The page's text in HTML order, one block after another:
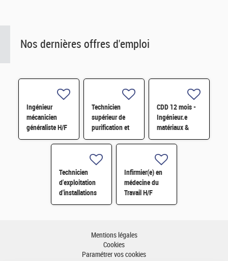
Nos dernières offres d'emploi
Ingénieur
mécanicien
généraliste H/F
Technicien
supérieur de
purification et
fabrication en
chaine blindée
H/F
CDD 12 mois -
Ingénieur.e
matériaux &
soudage H/F
Technicien
d'exploitation
d'installations
H/F
Infirmier(e) en
médecine du
Travail H/F
Mentions légales
Cookies
Paramétrer vos cookies